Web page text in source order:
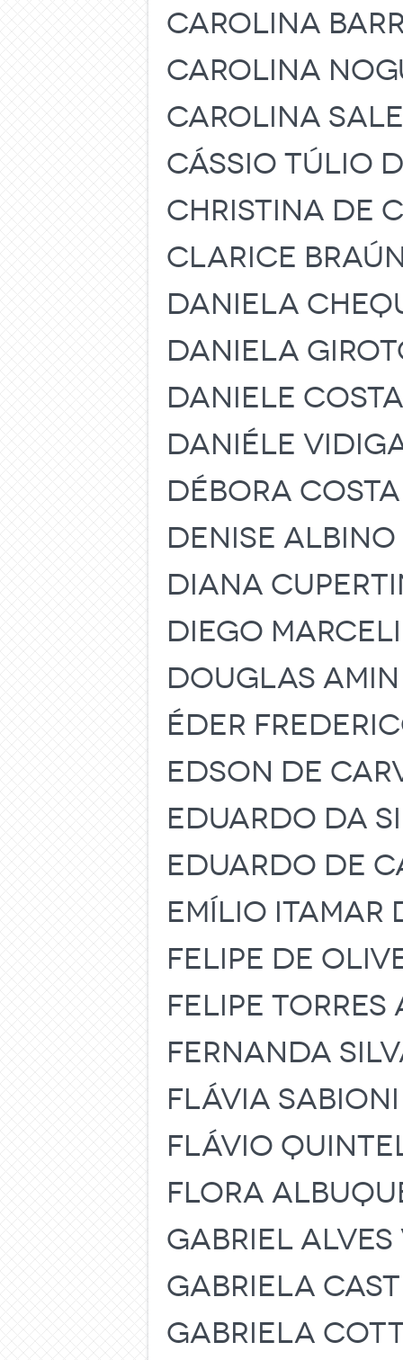
CAROLINA
CAROLINA
CAROLINA
CÁSSIO TÚLIO
CHRISTINA DE
CLARICE
DANIELA
DANIELA
DANIELE
DANIÉLE
DÉBORA
DENISE
DIANA
DIEGO
DOUGLAS
ÉDER
EDSON DE
EDUARDO DA
EDUARDO DE
EMÍLIO ITAMAR
FELIPE DE
FELIPE
FERNANDA
FLÁVIA
FLÁVIO
FLORA
GABRIEL ALVES
GABRIELA
GABRIELA